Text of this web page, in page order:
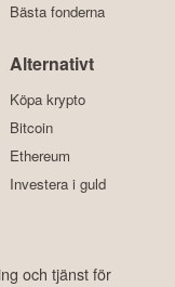
Bästa fonderna
Alternativt
Köpa krypto
Bitcoin
Ethereum
Investera i guld
och tjänst för